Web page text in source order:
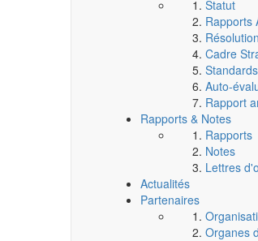
Statut
Rapports
Cadre
Auto-
Rapport
Rapports & Notes
Rapports
Notes
Lettres
Actualités
Partenaires
Organes